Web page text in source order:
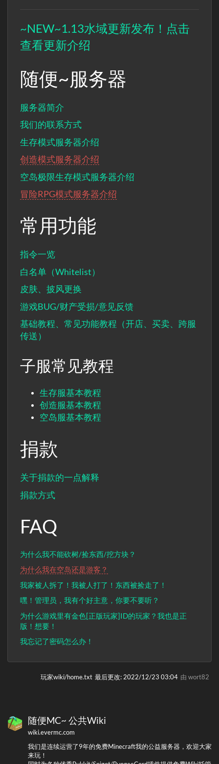
~NEW~1.13水域更新发布！点击
查看更新介绍
随便~服务器
服务器简介
我们的联系方式
生存模式服务器介绍
创造模式服务器介绍
空岛极限生存模式服务器介绍
冒险RPG模式服务器介绍
常用功能
指令一览
白名单（Whitelist）
皮肤、披风更换
游戏BUG/财产受损/意见反馈
基础教程、常见功能教程（开店、买卖、跨服
传送）
子服常见教程
生存服基本教程
创造服基本教程
空岛服基本教程
捐款
关于捐款的一点解释
捐款方式
FAQ
为什么我不能砍树/捡东西/挖方块？
为什么我在空岛还是游客？
我家被人拆了！我被人打了！东西被捡走了！
嘿！管理员，我有个好主意，你要不要听？
为什么游戏里有金色[正版玩家]ID的玩家？我也是正
版！想要！
我忘记了密码怎么办！
玩家wiki/home.txt 最后更改: 2022/12/23 03:04 由 wort82
随便MC~ 公共Wiki
wiki.evermc.com
我们是连续运营了9年的免费Minecraft我的公益服务器，欢迎大家
来玩！